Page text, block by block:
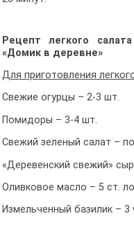
Рецепт легкого салата
«Домик в деревне»
Для приготовления
Свежие огурцы – 2-3 шт.
Помидоры – 3-4 шт.
Свежий зеленый салат –
«Деревенский свежий»
Оливковое масло – 5 ст.
Измельченный базилик –